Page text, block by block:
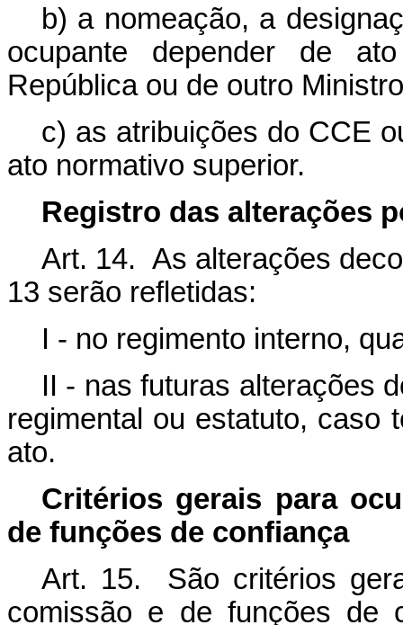
b) a nomeação, a
ocupante depender de
República ou de outro
c) as atribuições do CCE
ato normativo superior.
Registro das alterações
Art. 14. As alterações
13 serão refletidas:
I - no regimento interno,
II - nas futuras alterações
regimental ou estatuto, caso
ato.
Critérios gerais para
de funções de confiança
Art. 15. São critérios
comissão e de funções de